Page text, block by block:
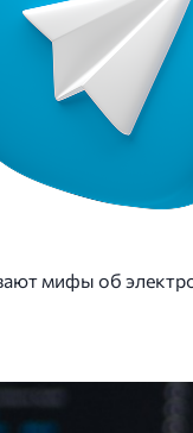
мифы об